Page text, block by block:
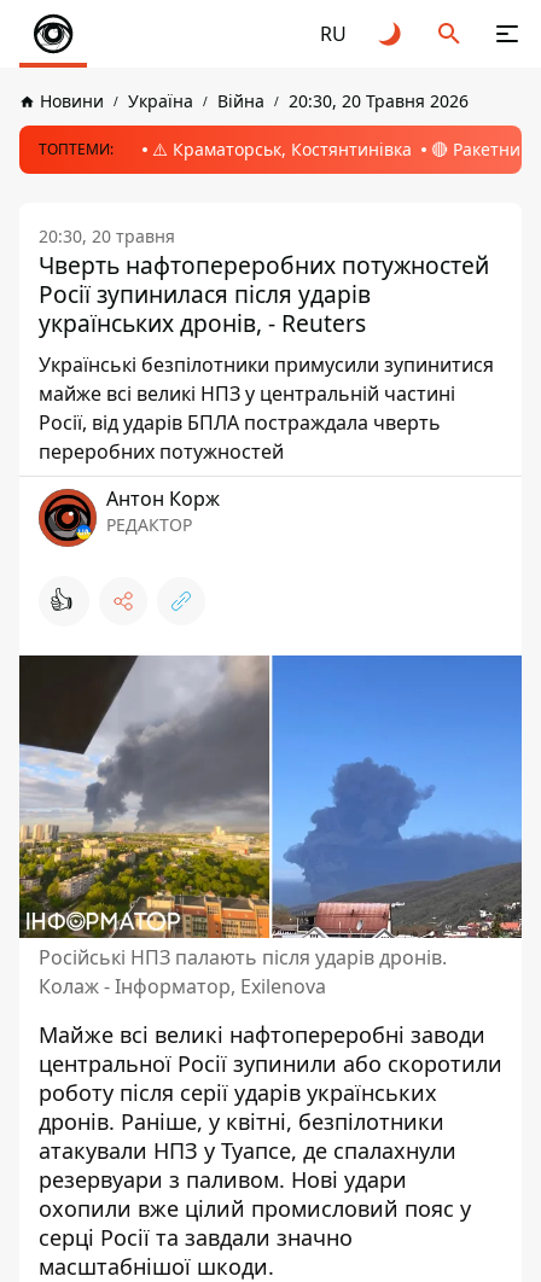
RU
Новини Україна Війна 20:30, 20 Травня 2026
ТОПТЕМИ: ⚠️ Краматорськ, Костянтинівка 🔴 Ракетний
20:30, 20 травня
Чверть нафтопереробних потужностей
Росії зупинилася після ударів
українських дронів, - Reuters
Українські безпілотники примусили зупинитися
майже всі великі НПЗ у центральній частині
Росії, від ударів БПЛА постраждала чверть
переробних потужностей
Антон Корж
РЕДАКТОР
👍
Російські НПЗ палають після ударів дронів.
Колаж - Інформатор, Exilenova
Майже всі великі нафтопереробні заводи
центральної Росії зупинили або скоротили
роботу після серії ударів українських
дронів. Раніше, у квітні, безпілотники
атакували НПЗ у Туапсе, де спалахнули
резервуари з паливом. Нові удари
охопили вже цілий промисловий пояс у
серці Росії та завдали значно
масштабнішої шкоди.